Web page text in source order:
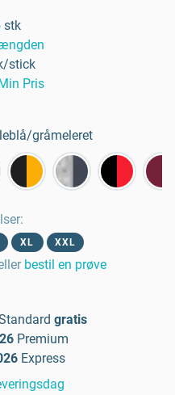
stk
stick
Pris
gråmeleret
:
XL XXL
bestil en prøve
gratis
Premium
Express